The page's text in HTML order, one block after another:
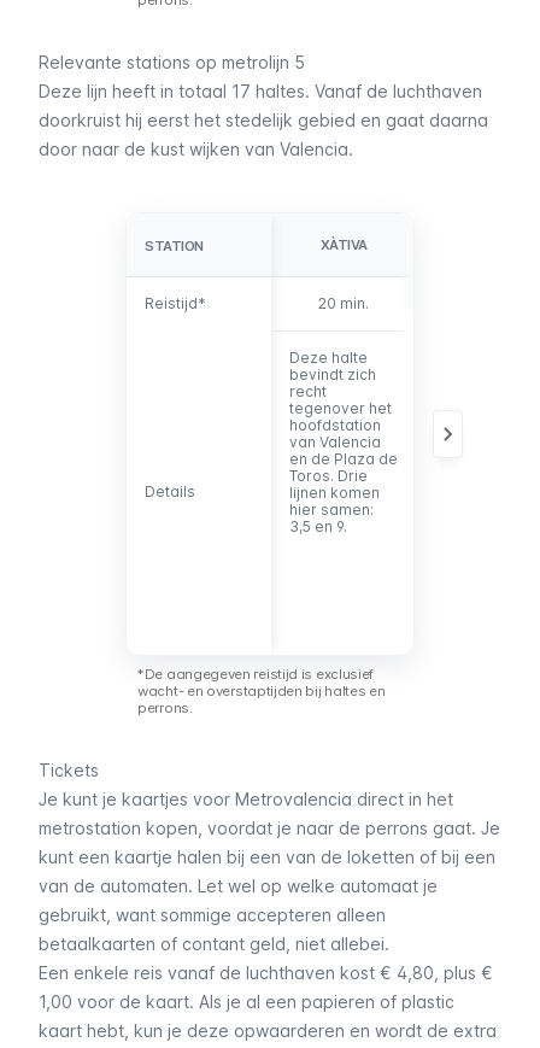
Relevante stations op metrolijn 5
Deze lijn heeft in totaal 17 haltes. Vanaf de luchthaven
doorkruist hij eerst het stedelijk gebied en gaat daarna
door naar de kust wijken van Valencia.
STATION
Reistijd*
Details
STATION XÀTIVA
Reistijd* 20 min.
Details
Deze halte
bevindt zich
recht
tegenover het
hoofdstation
van Valencia
en de Plaza de
Toros. Drie
lijnen komen
hier samen:
3,5 en 9.
buurt van het
oude
*De aangegeven reistijd is exclusief
wacht- en overstaptijden bij haltes en
perrons.
Tickets
Je kunt je kaartjes voor Metrovalencia direct in het
metrostation kopen, voordat je naar de perrons gaat. Je
kunt een kaartje halen bij een van de loketten of bij een
van de automaten. Let wel op welke automaat je
gebruikt, want sommige accepteren alleen
betaalkaarten of contant geld, niet allebei.
Een enkele reis vanaf de luchthaven kost € 4,80, plus €
1,00 voor de kaart. Als je al een papieren of plastic
kaart hebt, kun je deze opwaarderen en wordt de extra